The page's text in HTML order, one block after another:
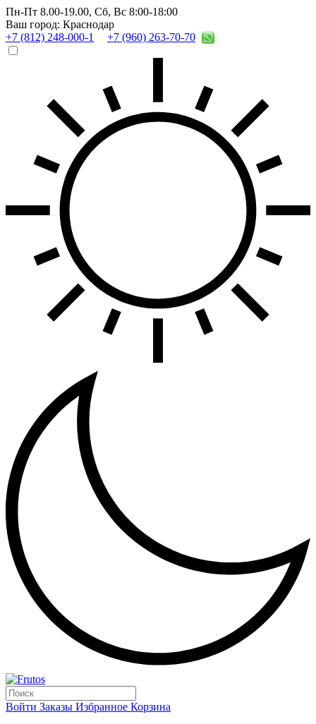
Пн-Пт 8.00-19.00, Сб, Вс 8:00-18:00
Ваш город: Краснодар
+7 (812) 248-000-1
+7 (960) 263-70-70
Войти Заказы Избранное Корзина